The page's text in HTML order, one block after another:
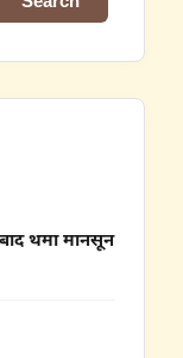
थमा मानसून